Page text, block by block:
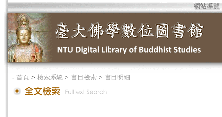
網站導覽
． 首頁 > 檢索系統 > 書目檢索 > 書目明細